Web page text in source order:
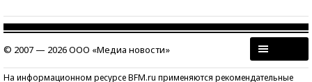
© 2007 — 2026 ООО «Медиа новости»
На информационном ресурсе BFM.ru применяются рекомендательные